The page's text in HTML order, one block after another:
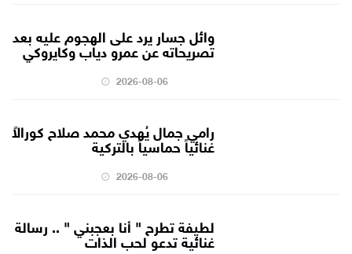
وائل جسار يرد على الهجوم عليه بعد
تصريحاته عن عمرو دياب وكايروكي
2026-08-06
رامي جمال يُهدي محمد صلاح كورالاً
غنائياً حماسياً بالتركية
2026-08-06
لطيفة تطرح " أنا بعجبني " .. رسالة
غنائية تدعو لحب الذات